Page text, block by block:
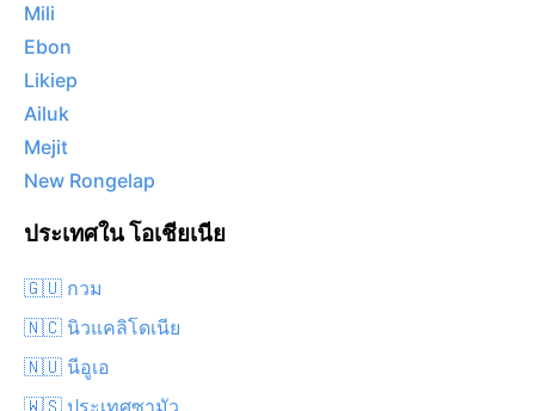
Mili
Ebon
Likiep
Ailuk
Mejit
New Rongelap
ประเทศใน โอเชียเนีย
🇬🇺 กวม
🇳🇨 นิวแคลิโดเนีย
🇳🇺 นีอูเอ
🇼🇸 ประเทศซามัว